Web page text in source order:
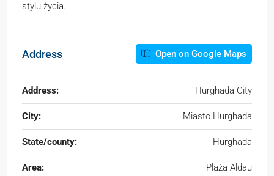
stylu życia.
Address Open on Google Maps
Address: Hurghada City
City: Miasto Hurghada
State/county: Hurghada
Area: Plaża Aldau